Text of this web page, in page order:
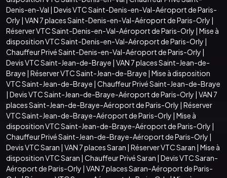
Denis-en-Val | Devis VTC Saint-Denis-en-Val-Aéroport de Paris-
Orly | VAN 7 places Saint-Denis-en-Val-Aéroport de Paris-Orly |
Réserver VTC Saint-Denis-en-Val-Aéroport de Paris-Orly | Mise à
disposition VTC Saint-Denis-en-Val-Aéroport de Paris-Orly |
Chauffeur Privé Saint-Denis-en-Val-Aéroport de Paris-Orly |
Devis VTC Saint-Jean-de-Braye | VAN 7 places Saint-Jean-de-
Braye | Réserver VTC Saint-Jean-de-Braye | Mise à disposition
VTC Saint-Jean-de-Braye | Chauffeur Privé Saint-Jean-de-Braye
| Devis VTC Saint-Jean-de-Braye-Aéroport de Paris-Orly | VAN 7
places Saint-Jean-de-Braye-Aéroport de Paris-Orly | Réserver
VTC Saint-Jean-de-Braye-Aéroport de Paris-Orly | Mise à
disposition VTC Saint-Jean-de-Braye-Aéroport de Paris-Orly |
Chauffeur Privé Saint-Jean-de-Braye-Aéroport de Paris-Orly |
Devis VTC Saran | VAN 7 places Saran | Réserver VTC Saran | Mise à
disposition VTC Saran | Chauffeur Privé Saran | Devis VTC Saran-
Aéroport de Paris-Orly | VAN 7 places Saran-Aéroport de Paris-